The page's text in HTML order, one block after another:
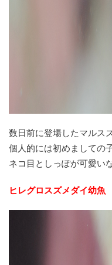
数日前に登場したマルス
個人的には初めましての
ネコ目としっぽが可愛い
ヒレグロスズメダイ幼魚